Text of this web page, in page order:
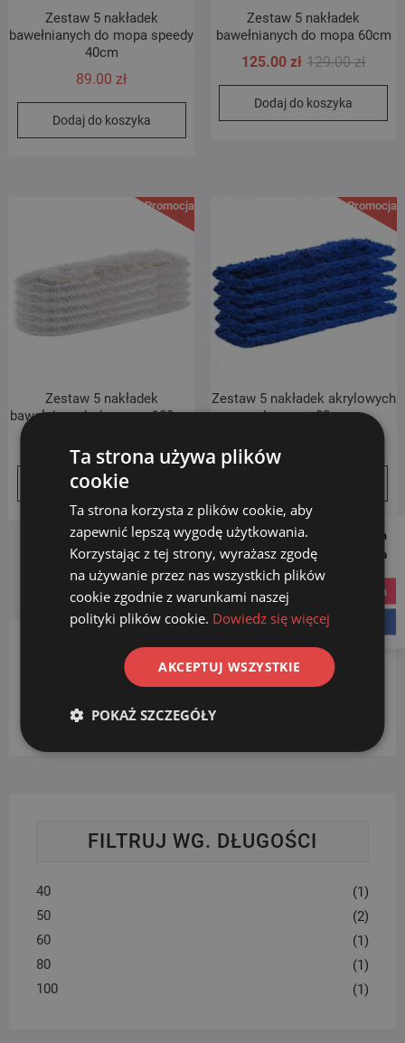
Zestaw 5 nakładek
bawełnianych do mopa speedy
40cm
89.00zł
Dodaj do koszyka
Zestaw 5 nakładek
bawełnianych do mopa 60cm
129.00zł
cena
129.00
125.00zł
cena
125.00
Dodaj do koszyka
Promocja!
Zestaw 5 nakładek
bawełnianych do mopa 100cm
cena
179.00 zł.
cena
159.99 zł.
Dodaj do koszyka
Promocja!
Zestaw 5 nakładek akrylowych
do mopa 80cm
cena
cena
KATEGORIE PRODUKTÓW
Wybierz kategorię
FILTRUJ WG. DŁUGOŚCI
40
(1)
50
(2)
60
(1)
80
(1)
100
(1)
Follow us on
Social Media
instagram
Ta strona używa plików
cookie
Ta strona korzysta z plików cookie, aby
zapewnić lepszą wygodę użytkowania.
Korzystając z tej strony, wyrażasz zgodę
na używanie przez nas wszystkich plików
cookie zgodnie z warunkami naszej
polityki plików cookie. Dowiedz się więcej
AKCEPTUJ WSZYSTKIE
POKAŻ SZCZEGÓŁY